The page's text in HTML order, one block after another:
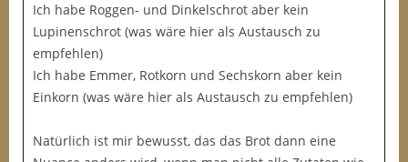
Ich habe Roggen- und Dinkelschrot aber kein
Lupinenschrot (was wäre hier als Austausch zu
empfehlen)
Ich habe Emmer, Rotkorn und Sechskorn aber kein
Einkorn (was wäre hier als Austausch zu empfehlen)
Natürlich ist mir bewusst, das das Brot dann eine